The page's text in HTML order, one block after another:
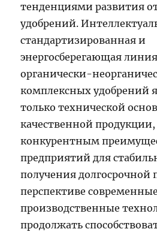
тенденциями развития
удобрений.
стандартизированная и
энергосберегающая
органически-
комплексных удобрений
только технической
качественной
конкурентным
предприятий для
получения долгосрочной
перспективе современные
производственные
продолжать